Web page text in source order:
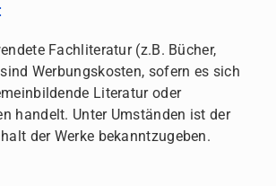
Fachliteratur (z.B. Bücher,
Werbungskosten, sofern es sich
Literatur oder
handelt. Unter Umständen ist der
der Werke bekanntzugeben.